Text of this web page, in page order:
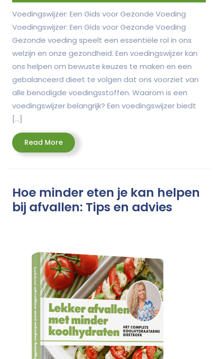
Voedingswijzer: Een Gids voor Gezonde Voeding
Voedingswijzer: Een Gids voor Gezonde Voeding
Gezonde voeding speelt een essentiële rol in ons
welzijn en onze gezondheid. Een voedingswijzer kan
ons helpen om bewuste keuzes te maken en een
gebalanceerd dieet te volgen dat ons voorziet van
alle benodigde voedingsstoffen. Waarom is een
voedingswijzer belangrijk? Een voedingswijzer biedt
[…]
Read MoreRead
More
Hoe minder eten je kan helpen
bij afvallen: Tips en advies